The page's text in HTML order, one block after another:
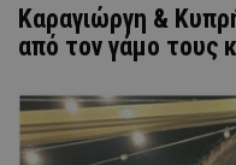
Καραγιώργη &
από τον γάμο τους